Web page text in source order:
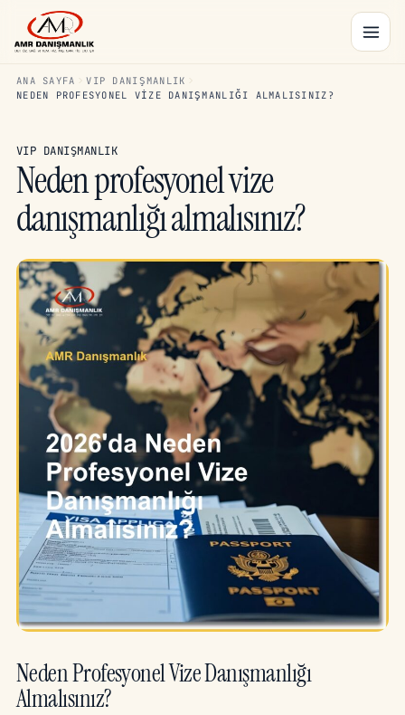
ANA SAYFA
VIP DANIŞMANLIK
NEDEN PROFESYONEL VIZE DANIŞMANLIĞI ALMALISINIZ?
VIP DANIŞMANLIK
Neden profesyonel vize
danışmanlığı almalısınız?
Neden Profesyonel Vize Danışmanlığı
Almalısınız?